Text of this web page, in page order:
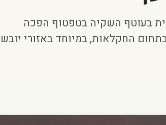
בעוטף השקיה בטפטוף הפכה
החקלאות, במיוחד באזורי יובש